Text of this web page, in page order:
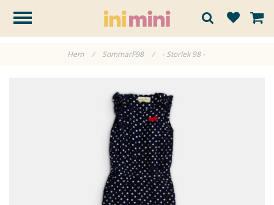
Hem / SommarF98 / - Storlek 98 -